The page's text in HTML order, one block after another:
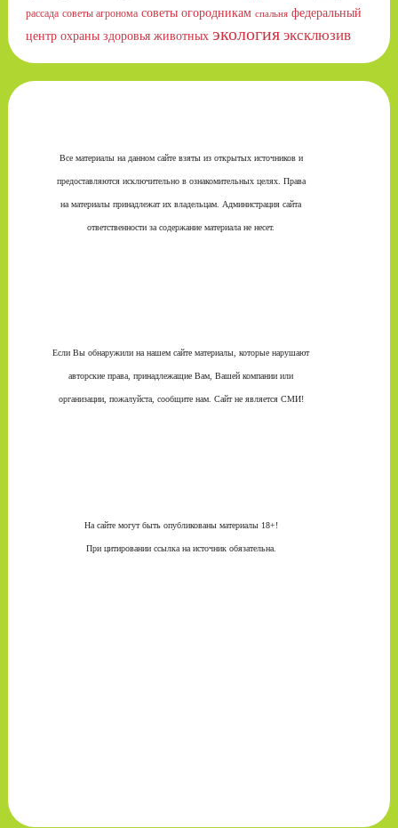
рассада советы агронома советы огородникам спальня федеральный
центр охраны здоровья животных экология эксклюзив
Все материалы на данном сайте взяты из открытых источников и
предоставляются исключительно в ознакомительных целях. Права
на материалы принадлежат их владельцам. Администрация сайта
ответственности за содержание материала не несет.
Если Вы обнаружили на нашем сайте материалы, которые нарушают
авторские права, принадлежащие Вам, Вашей компании или
организации, пожалуйста, сообщите нам. Сайт не является СМИ!
На сайте могут быть опубликованы материалы 18+!
При цитировании ссылка на источник обязательна.